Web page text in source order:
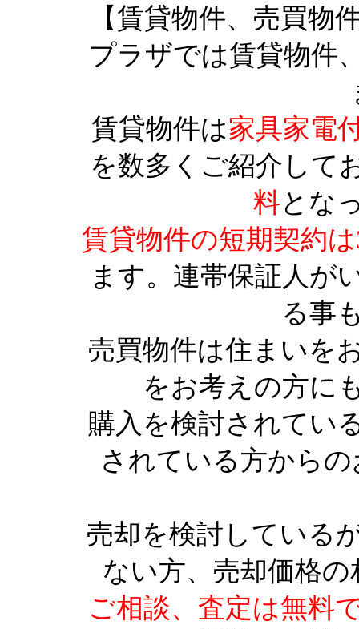
【賃貸物件、売買物
プラザでは賃貸物件
賃貸物件は家具家電
を数多くご紹介して
料とな
賃貸物件の短期契約
ます。連帯保証人が
る事
売買物件は住まいを
をお考えの方に
購入を検討されてい
されている方から
売却を検討している
ない方、売却価格
ご相談、査定は無料